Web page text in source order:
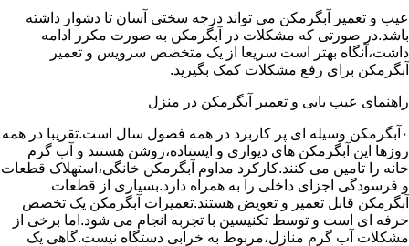
عیب و تعمیر آبگرمکن می تواند درجه سختی آسان تا دشوار داشته
باشد.در صورتی که مشکلات در آبگرمکن به صورت مکرر ادامه
داشت،آنگاه بهتر است سریعا از یک متخصص سرویس و تعمیر
آبگرمکن برای رفع مشکلات کمک بگیرید.
راهنمای عیب یابی و تعمیر آبگرمکن در منزل
۰آبگرمکن وسیله ای پر کاربرد در همه فصول سال است.تقریبا در همه
روزها این آبگرمکن های دیواری و ایستاده،روشن هستند و آب گرم
خانه را تامین می کنند.کارکرد مداوم آبگرمکن خانگی،استهلاک قطعات
و فرسودگی اجزای داخلی را به همراه دارد.بسیاری از قطعات
آبگرمکن قابل تعمیر و تعویض هستند.تعمیرات آبگرمکن یک تخصص
حرفه ای است و توسط تکنیسین با تجربه انجام می شود.اما برخی از
مشکلات آب گرم منازل،مربوط به خرابی دستگاه نیست.گاهی یک